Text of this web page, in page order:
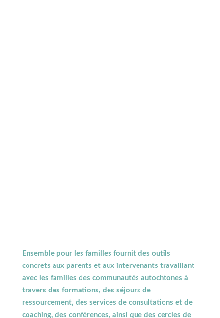
Ensemble pour les familles fournit des outils
concrets aux parents et aux intervenants travaillant
avec les familles des communautés autochtones à
travers des formations, des séjours de
ressourcement, des services de consultations et de
coaching, des conférences, ainsi que des cercles de